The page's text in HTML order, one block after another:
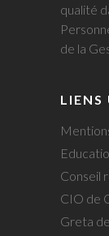
qualité
de la
LIENS
Conseil
CIO de
Greta